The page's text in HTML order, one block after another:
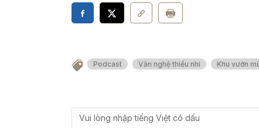
Podcast Văn nghệ thiếu nhi Khu vườn